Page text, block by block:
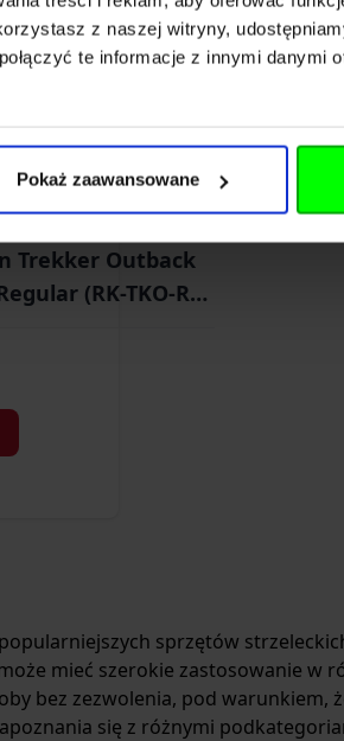
z naszej witryny,
te informacje z innymi danymi
Pokaż zaawansowane
Trekker Outback
(RK-TKO-RP-
sprzętów
mieć szerokie zastosowanie w
bez zezwolenia, pod
się z różnymi